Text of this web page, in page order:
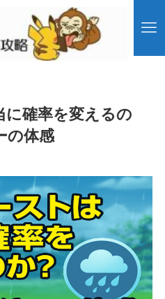
に確率を変えるの
の体感